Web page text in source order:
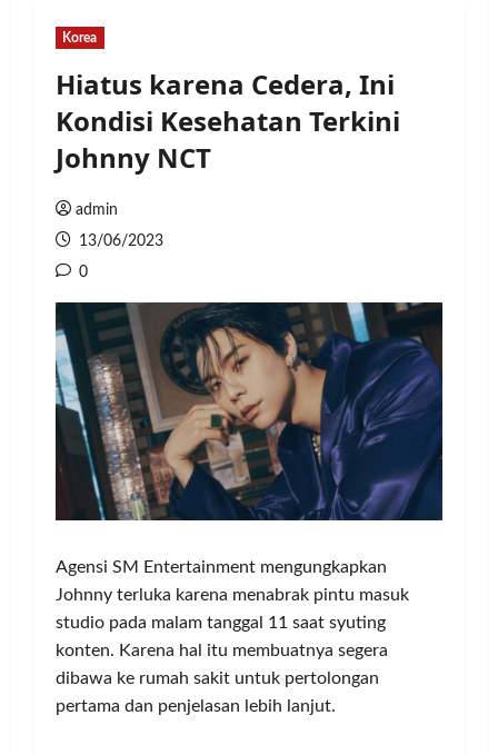
Korea
Hiatus karena Cedera, Ini
Kondisi Kesehatan Terkini
Johnny NCT
admin
13/06/2023
0
Agensi SM Entertainment mengungkapkan
Johnny terluka karena menabrak pintu masuk
studio pada malam tanggal 11 saat syuting
konten. Karena hal itu membuatnya segera
dibawa ke rumah sakit untuk pertolongan
pertama dan penjelasan lebih lanjut.